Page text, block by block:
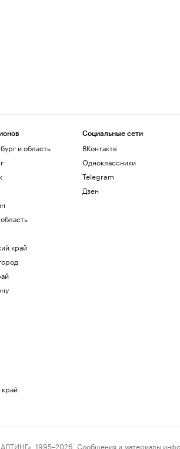
и область
край
Социальные сети
ВКонтакте
Одноклассники
Telegram
Дзен
1995–2026. Сообщения и материалы